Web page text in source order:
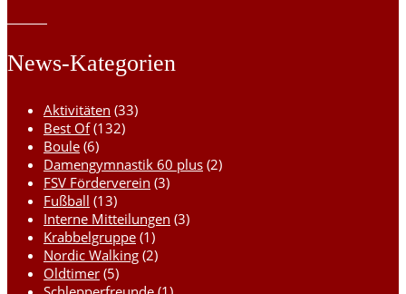
News-Kategorien
Aktivitäten (33)
Best Of(132)
Boule (6)
Damengymnastik 60 plus (2)
FSV Förderverein (3)
Fußball (13)
Interne Mitteilungen (3)
Krabbelgruppe (1)
Nordic Walking (2)
Oldtimer (5)